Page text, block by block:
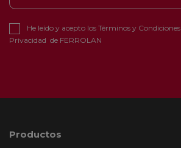
He leído y acepto los Términos y Condiciones
Privacidad de FERROLAN
Productos